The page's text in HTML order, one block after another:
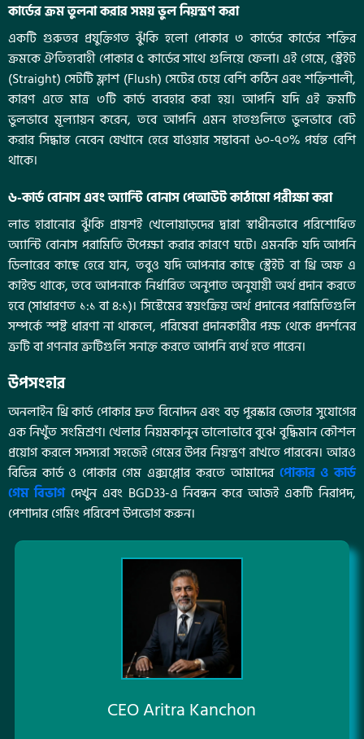
কার্ডের ক্রম তুলনা করার সময় ভুল নিয়ন্ত্রণ করা
একটি গুরুতর প্রযুক্তিগত ঝুঁকি হলো পোকার ৩ কার্ডের কার্ডের শক্তির
ক্রমকে ঐতিহ্যবাহী পোকার ৫ কার্ডের সাথে গুলিয়ে ফেলা। এই গেমে, স্ট্রেইট
(Straight) সেটটি ফ্লাশ (Flush) সেটের চেয়ে বেশি কঠিন এবং শক্তিশালী,
কারণ এতে মাত্র ৩টি কার্ড ব্যবহার করা হয়। আপনি যদি এই ক্রমটি
ভুলভাবে মূল্যায়ন করেন, তবে আপনি এমন হাতগুলিতে ভুলভাবে বেট
করার সিদ্ধান্ত নেবেন যেখানে হেরে যাওয়ার সম্ভাবনা ৬০-৭০% পর্যন্ত বেশি
থাকে।
৬-কার্ড বোনাস এবং অ্যান্টি বোনাস পেআউট কাঠামো পরীক্ষা করা
লাভ হারানোর ঝুঁকি প্রায়শই খেলোয়াড়দের দ্বারা স্বাধীনভাবে পরিশোধিত
অ্যান্টি বোনাস পরামিতি উপেক্ষা করার কারণে ঘটে। এমনকি যদি আপনি
ডিলারের কাছে হেরে যান, তবুও যদি আপনার কাছে স্ট্রেইট বা থ্রি অফ এ
কাইন্ড থাকে, তবে আপনাকে নির্ধারিত অনুপাত অনুযায়ী অর্থ প্রদান করতে
হবে (সাধারণত ১:১ বা ৪:১)। সিস্টেমের স্বয়ংক্রিয় অর্থ প্রদানের পরামিতিগুলি
সম্পর্কে স্পষ্ট ধারণা না থাকলে, পরিষেবা প্রদানকারীর পক্ষ থেকে প্রদর্শনের
ত্রুটি বা গণনার ত্রুটিগুলি সনাক্ত করতে আপনি ব্যর্থ হতে পারেন।
উপসংহার
অনলাইন থ্রি কার্ড পোকার দ্রুত বিনোদন এবং বড় পুরস্কার জেতার সুযোগের
এক নিখুঁত সংমিশ্রণ। খেলার নিয়মকানুন ভালোভাবে বুঝে বুদ্ধিমান কৌশল
প্রয়োগ করলে সদস্যরা সহজেই গেমের উপর নিয়ন্ত্রণ রাখতে পারবেন। আরও
বিভিন্ন কার্ড ও পোকার গেম এক্সপ্লোর করতে আমাদের পোকার ও কার্ড
গেম বিভাগদেখুন এবং BGD33-এ নিবন্ধন করে আজই একটি নিরাপদ,
পেশাদার গেমিং পরিবেশ উপভোগ করুন।
CEO Aritra Kanchon